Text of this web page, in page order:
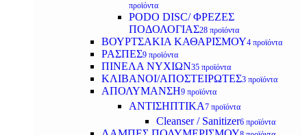
προϊόντα
PODO DISC/ ΦΡΕΖΕΣ
ΠΟΔΟΛΟΓΙΑΣ28 προϊόντα
ΒΟΥΡΤΣΑΚΙΑ ΚΑΘΑΡΙΣΜΟΥ4 προϊόντα
ΡΑΣΠΕΣ9 προϊόντα
ΠΙΝΕΛΑ ΝΥΧΙΩΝ35 προϊόντα
ΚΛΙΒΑΝΟΙ/ΑΠΟΣΤΕΙΡΩΤΕΣ3 προϊόντα
ΑΠΟΛΥΜΑΝΣΗ9 προϊόντα
ΑΝΤΙΣΗΠΤΙΚΑ7 προϊόντα
Cleanser / Sanitizer6 προϊόντα